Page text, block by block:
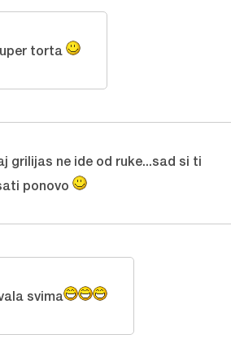
torta
grilijas ne ide od ruke...sad si ti
ponovo
svima